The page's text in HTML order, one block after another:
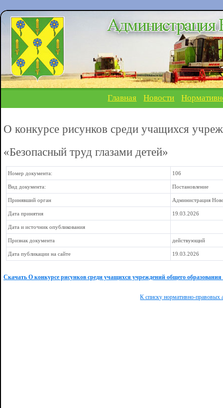
Главная Новости
О конкурсе рисунков среди учащихся
«Безопасный труд глазами детей»
Номер документа: 106
Вид документа: Постановление
Принявший орган Администрация
Дата принятия 19.03.2026
Дата и источник опубликования
Признак документа действующий
Дата публикации на сайте 19.03.2026
Скачать О конкурсе рисунков среди учащихся учреждений общего
К списку нормативно-правовых